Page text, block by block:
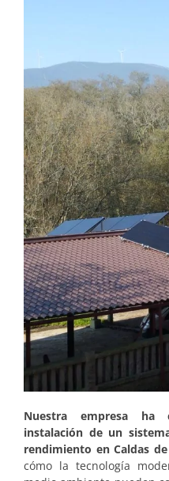
Nuestra empresa
instalación de un
rendimiento en Caldas de
cómo la tecnología